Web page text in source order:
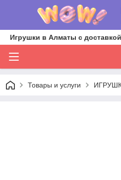
Игрушки в Алматы с
Товары и услуги